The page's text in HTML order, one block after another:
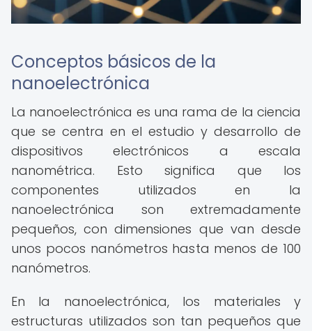
Conceptos básicos de la
nanoelectrónica
La nanoelectrónica es una rama de la ciencia
que se centra en el estudio y desarrollo de
dispositivos electrónicos a escala
nanométrica. Esto significa que los
componentes utilizados en la
nanoelectrónica son extremadamente
pequeños, con dimensiones que van desde
unos pocos nanómetros hasta menos de 100
nanómetros.
En la nanoelectrónica, los materiales y
estructuras utilizados son tan pequeños que